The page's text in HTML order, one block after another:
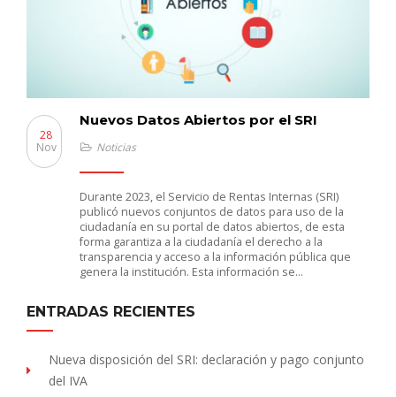
Nuevos Datos Abiertos por el SRI
28
Nov
Noticias
Durante 2023, el Servicio de Rentas Internas (SRI)
publicó nuevos conjuntos de datos para uso de la
ciudadanía en su portal de datos abiertos, de esta
forma garantiza a la ciudadanía el derecho a la
transparencia y acceso a la información pública que
genera la institución. Esta información se…
ENTRADAS RECIENTES
Nueva disposición del SRI: declaración y pago conjunto
del IVA